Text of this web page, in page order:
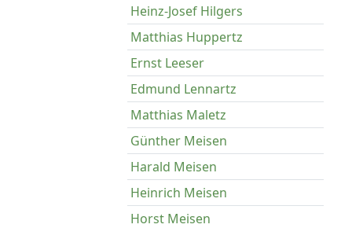
Heinz-Josef Hilgers
Matthias Huppertz
Ernst Leeser
Edmund Lennartz
Matthias Maletz
Günther Meisen
Harald Meisen
Heinrich Meisen
Horst Meisen